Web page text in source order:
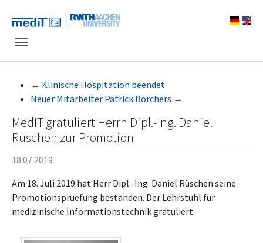
← Klinische Hospitation beendet
Neuer Mitarbeiter Patrick Borchers →
MedIT gratuliert Herrn Dipl.-Ing. Daniel
Rüschen zur Promotion
18.07.2019
Am 18. Juli 2019 hat Herr Dipl.-Ing. Daniel Rüschen seine
Promotionspruefung bestanden. Der Lehrstuhl für
medizinische Informationstechnik gratuliert.